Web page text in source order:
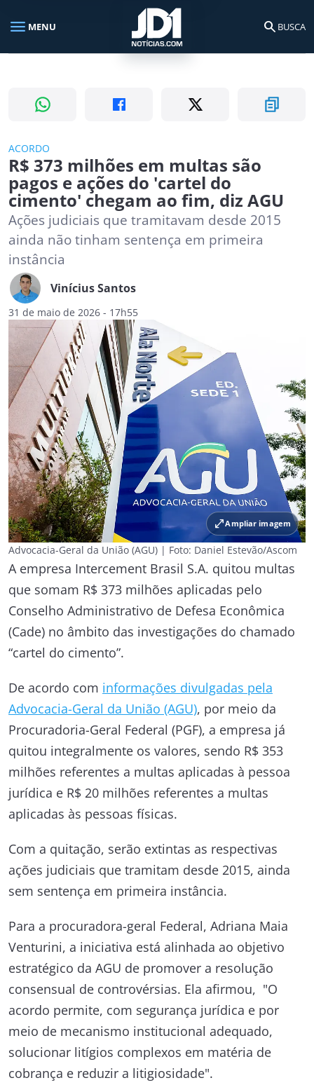
Busca no portal
menu MENU search BUSCA
ACORDO
R$ 373 milhões em multas são
pagos e ações do 'cartel do
cimento' chegam ao fim, diz AGU
Ações judiciais que tramitavam desde 2015
ainda não tinham sentença em primeira
instância
Vinícius Santos
31 de maio de 2026 - 17h55
open_in_fullAmpliar imagem
Advocacia-Geral da União (AGU) | Foto: Daniel Estevão/Ascom
A empresa Intercement Brasil S.A. quitou multas
que somam R$ 373 milhões aplicadas pelo
Conselho Administrativo de Defesa Econômica
(Cade) no âmbito das investigações do chamado
“cartel do cimento”.
De acordo com informações divulgadas pela
Advocacia-Geral da União (AGU), por meio da
Procuradoria-Geral Federal (PGF), a empresa já
quitou integralmente os valores, sendo R$ 353
milhões referentes a multas aplicadas à pessoa
jurídica e R$ 20 milhões referentes a multas
aplicadas às pessoas físicas.
Com a quitação, serão extintas as respectivas
ações judiciais que tramitam desde 2015, ainda
sem sentença em primeira instância.
Para a procuradora-geral Federal, Adriana Maia
Venturini, a iniciativa está alinhada ao objetivo
estratégico da AGU de promover a resolução
consensual de controvérsias. Ela afirmou, "O
acordo permite, com segurança jurídica e por
meio de mecanismo institucional adequado,
solucionar litígios complexos em matéria de
cobrança e reduzir a litigiosidade".